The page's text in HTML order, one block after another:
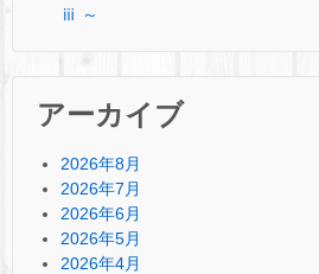
ⅲ ～
アーカイブ
2026年8月
2026年7月
2026年6月
2026年5月
2026年4月